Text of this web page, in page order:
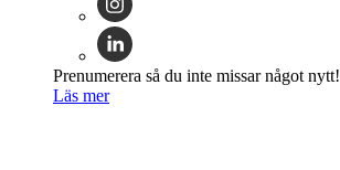
Prenumerera så du inte missar något nytt!
Läs mer